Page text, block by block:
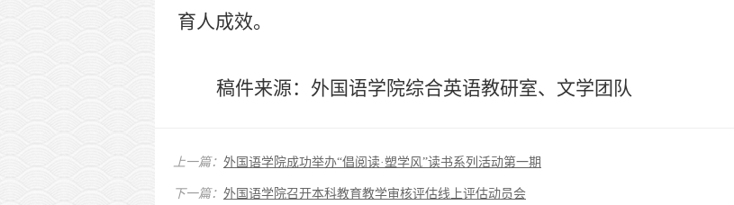
育人成效。
稿件来源：外国语学院综合英语教研室、文学团队
上一篇： 外国语学院成功举办“倡阅读·塑学风”读书系列活动第一期
下一篇： 外国语学院召开本科教育教学审核评估线上评估动员会